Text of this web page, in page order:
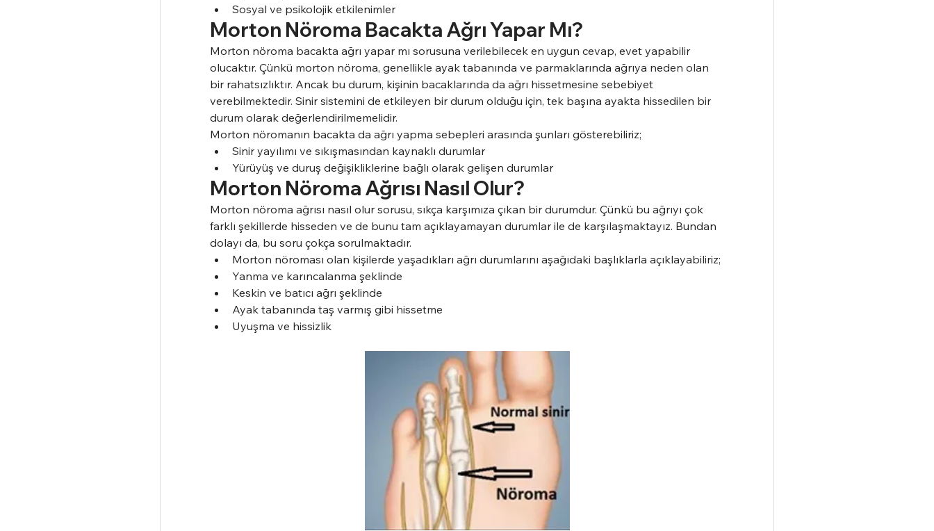
Sosyal ve psikolojik etkilenimler
Morton Nöroma Bacakta Ağrı Yapar Mı?
Morton nöroma bacakta ağrı yapar mı sorusuna verilebilecek en uygun cevap, evet yapabilir
olucaktır. Çünkü morton nöroma, genellikle ayak tabanında ve parmaklarında ağrıya neden olan
bir rahatsızlıktır. Ancak bu durum, kişinin bacaklarında da ağrı hissetmesine sebebiyet
verebilmektedir. Sinir sistemini de etkileyen bir durum olduğu için, tek başına ayakta hissedilen bir
durum olarak değerlendirilmemelidir.
Morton nöromanın bacakta da ağrı yapma sebepleri arasında şunları gösterebiliriz;
Sinir yayılımı ve sıkışmasından kaynaklı durumlar
Yürüyüş ve duruş değişikliklerine bağlı olarak gelişen durumlar
Morton Nöroma Ağrısı Nasıl Olur?
Morton nöroma ağrısı nasıl olur sorusu, sıkça karşımıza çıkan bir durumdur. Çünkü bu ağrıyı çok
farklı şekillerde hisseden ve de bunu tam açıklayamayan durumlar ile de karşılaşmaktayız. Bundan
dolayı da, bu soru çokça sorulmaktadır.
Morton nöroması olan kişilerde yaşadıkları ağrı durumlarını aşağıdaki başlıklarla açıklayabiliriz;
Yanma ve karıncalanma şeklinde
Keskin ve batıcı ağrı şeklinde
Ayak tabanında taş varmış gibi hissetme
Uyuşma ve hissizlik